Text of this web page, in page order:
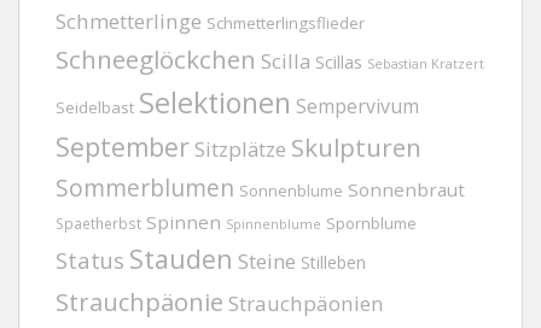
Schmetterlinge Schmetterlingsflieder
Schneeglöckchen Scilla Scillas Sebastian Kratzert
Seidelbast Selektionen Sempervivum
September Sitzplätze Skulpturen
Sommerblumen Sonnenblume Sonnenbraut
Spaetherbst Spinnen Spinnenblume Spornblume
Status Stauden Steine Stilleben
Strauchpäonie Strauchpäonien